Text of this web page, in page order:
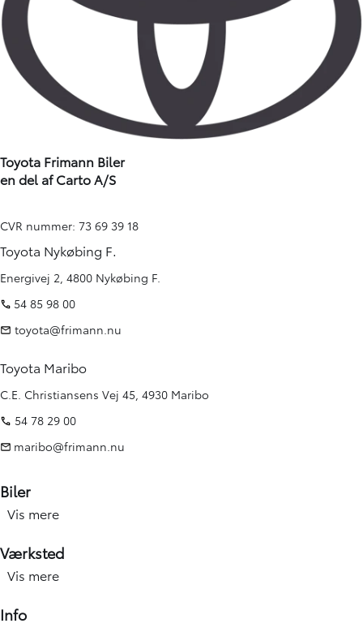
Toyota Frimann Biler
en del af Carto A/S
CVR nummer: 73 69 39 18
Toyota Nykøbing F.
Energivej 2, 4800 Nykøbing F.
54 85 98 00
toyota@frimann.nu
Toyota Maribo
C.E. Christiansens Vej 45, 4930 Maribo
54 78 29 00
maribo@frimann.nu
Biler
Nye biler
Brugte biler
Kampagner
Erhverv
Vis mere
Værksted
Værksted forside
Service
Vis mere
Info